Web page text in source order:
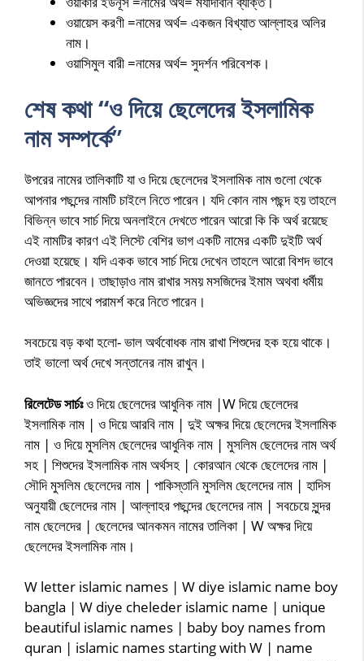
ওয়ায়েস করণী =নামের অর্থ= একজন বিখ্যাত আল্লাহর অলির
নাম।
ওয়াসিমুল বারী =নামের অর্থ= সুদর্শন পরিবেশক।
শেষ কথা “ও দিয়ে ছেলেদের ইসলামিক
নাম সম্পর্কে”
উপরের নামের তালিকাটি যা ও দিয়ে ছেলেদের ইসলামিক নাম গুলো থেকে
আপনার পছন্দের নামটি চাইলে নিতে পারেন। যদি কোন নাম পছন্দ হয় তাহলে
বিভিন্ন ভাবে সার্চ দিয়ে অনলাইনে দেখতে পারেন আরো কি কি অর্থ রয়েছে
এই নামটির কারণ এই লিস্টে বেশির ভাগ একটি নামের একটি দুইটি অর্থ
দেওয়া হয়েছে। যদি একক ভাবে সার্চ দিয়ে দেখেন তাহলে আরো বিশদ ভাবে
জানতে পারবেন। তাছাড়াও নাম রাখার সময় মসজিদের ইমাম অথবা ধর্মীয়
অভিজ্ঞদের সাথে পরামর্শ করে নিতে পারেন।
সবচেয়ে বড় কথা হলো- ভাল অর্থবোধক নাম রাখা শিশুদের হক হয়ে থাকে।
তাই ভালো অর্থ দেখে সন্তানের নাম রাখুন।
রিলেটেড সার্চঃও দিয়ে ছেলেদের আধুনিক নাম |W দিয়ে ছেলেদের
ইসলামিক নাম | ও দিয়ে আরবি নাম | দুই অক্ষর দিয়ে ছেলেদের ইসলামিক
নাম | ও দিয়ে মুসলিম ছেলেদের আধুনিক নাম | মুসলিম ছেলেদের নাম অর্থ
সহ | শিশুদের ইসলামিক নাম অর্থসহ | কোরআন থেকে ছেলেদের নাম |
সৌদি মুসলিম ছেলেদের নাম | পাকিস্তানি মুসলিম ছেলেদের নাম | হাদিস
অনুযায়ী ছেলেদের নাম | আল্লাহর পছন্দের ছেলেদের নাম | সবচেয়ে সুন্দর
নাম ছেলেদের | ছেলেদের আনকমন নামের তালিকা | W অক্ষর দিয়ে
ছেলেদের ইসলামিক নাম।
W letter islamic names | W diye islamic name boy
bangla | W diye cheleder islamic name | unique
beautiful islamic names | baby boy names from
quran | islamic names starting with W | name